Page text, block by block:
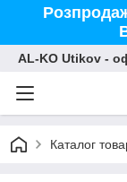
AL-KO Utikov -
Каталог